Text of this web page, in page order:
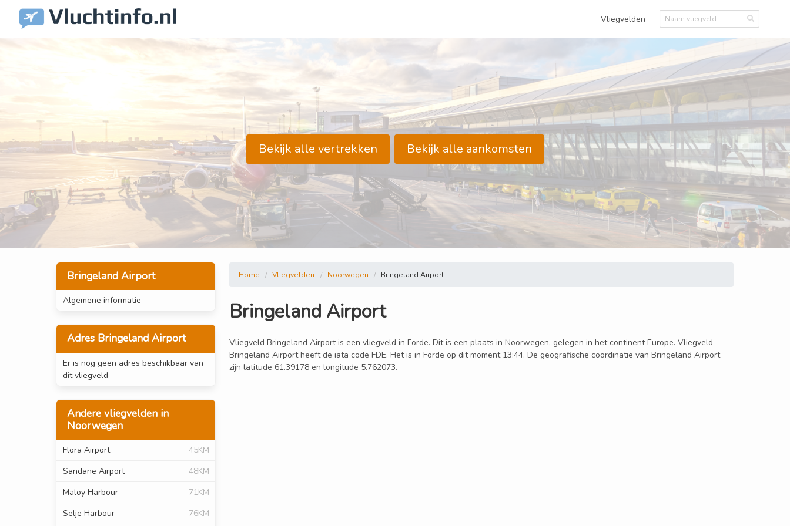
Vliegvelden
Bekijk alle vertrekken Bekijk alle aankomsten
Bringeland Airport
Algemene informatie
Adres Bringeland Airport
Er is nog geen adres beschikbaar van
dit vliegveld
Andere vliegvelden in
Noorwegen
Flora Airport
45KM
Sandane Airport
48KM
Maloy Harbour
71KM
Selje Harbour
76KM
Home Vliegvelden Noorwegen Bringeland Airport
Bringeland Airport
Vliegveld Bringeland Airport is een vliegveld in Forde. Dit is een plaats in Noorwegen, gelegen in het continent Europe. Vliegveld
Bringeland Airport heeft de iata code FDE. Het is in Forde op dit moment 13:44. De geografische coordinatie van Bringeland Airport
zijn latitude 61.39178 en longitude 5.762073.